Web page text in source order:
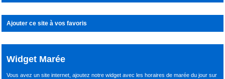
Ajouter ce site à vos favoris
Widget Marée
Vous avez un site internet,ajoutez notre widget avec les horaires de marée du joursur